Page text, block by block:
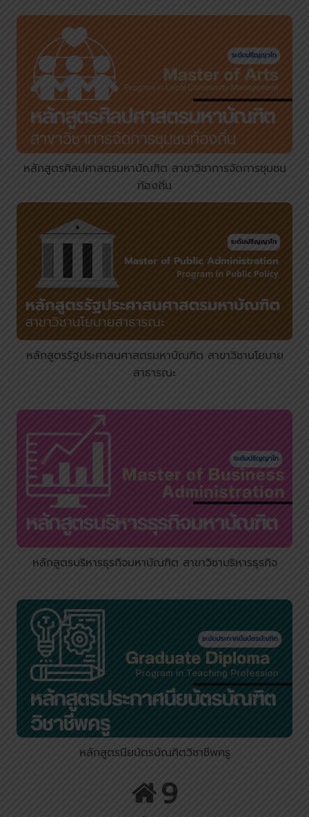
หลักสูตรศิลปศาสตรมหาบัณฑิต สาขาวิชาการจัดการชุมชน
ท้องถิ่น
หลักสูตรรัฐประศาสนศาสตรมหาบัณฑิต สาขาวิชานโยบาย
สาธารณะ
หลักสูตรบริหารธุรกิจมหาบัณฑิต สาขาวิชาบริหารธุรกิจ
หลักสูตรนียบัตรบัณฑิตวิชาชีพครู
99